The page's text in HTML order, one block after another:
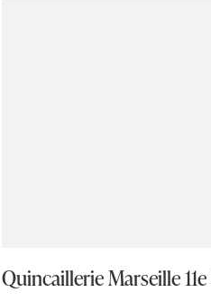
Quincaillerie Marseille